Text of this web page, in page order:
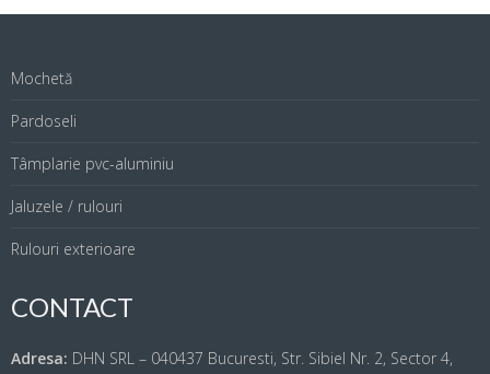
Mochetă
Pardoseli
Tâmplarie pvc-aluminiu
Jaluzele / rulouri
Rulouri exterioare
CONTACT
Adresa: DHN SRL – 040437 Bucuresti, Str. Sibiel Nr. 2, Sector 4,